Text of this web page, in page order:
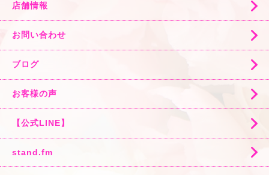
店舗情報
お問い合わせ
ブログ
お客様の声
【公式LINE】
stand.fm